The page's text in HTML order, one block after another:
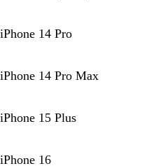
iPhone 14 Pro
iPhone 14 Pro Max
iPhone 15 Plus
iPhone 16